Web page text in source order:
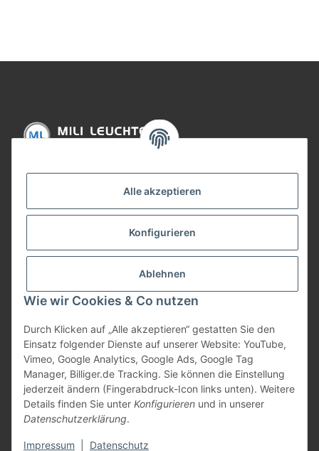
Alle akzeptieren
Konfigurieren
Ablehnen
Wie wir Cookies & Co nutzen
Durch Klicken auf „Alle akzeptieren“ gestatten Sie den
Einsatz folgender Dienste auf unserer Website: YouTube,
Vimeo, Google Analytics, Google Ads, Google Tag
Manager, Billiger.de Tracking. Sie können die Einstellung
jederzeit ändern (Fingerabdruck-Icon links unten). Weitere
Details finden Sie unter Konfigurieren und in unserer
Datenschutzerklärung.
Impressum Datenschutz
Gesetzliche Informationen
Bezahlung
Vertrag widerrufen